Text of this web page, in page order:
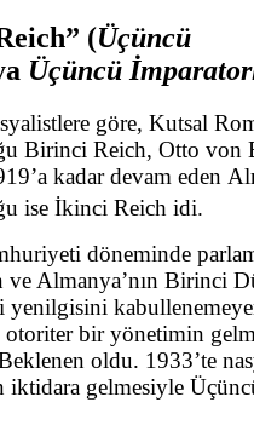
(Üçüncü
Üçüncü
göre, Kutsal
Birinci Reich, Otto von
kadar devam eden
ise İkinci Reich idi.
döneminde
Almanya’nın Birinci
yenilgisini
bir yönetimin
oldu. 1933’te
iktidara gelmesiyle